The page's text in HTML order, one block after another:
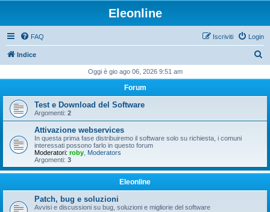
Eleonline
FAQ Login
Iscriviti
Indice
c
Oggi è gio ago 06, 2026 9:51 am
Forum
Test e Download del Software
Argomenti: 2
Attivazione webservices
In questa prima fase distribuiremo il software solo su richiesta, i comuni
interessati possono farlo in questo forum
Moderatori: roby Moderators
Argomenti: 3
Eleonline
Patch, bug e soluzioni
Avvisi e discussioni su bug, soluzioni e migliorie del software